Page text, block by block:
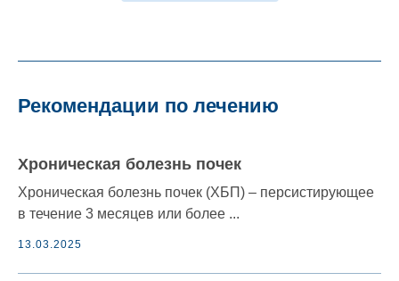
Рекомендации по лечению
Хроническая болезнь почек
Хроническая болезнь почек (ХБП) – персистирующее
в течение 3 месяцев или более ...
13.03.2025